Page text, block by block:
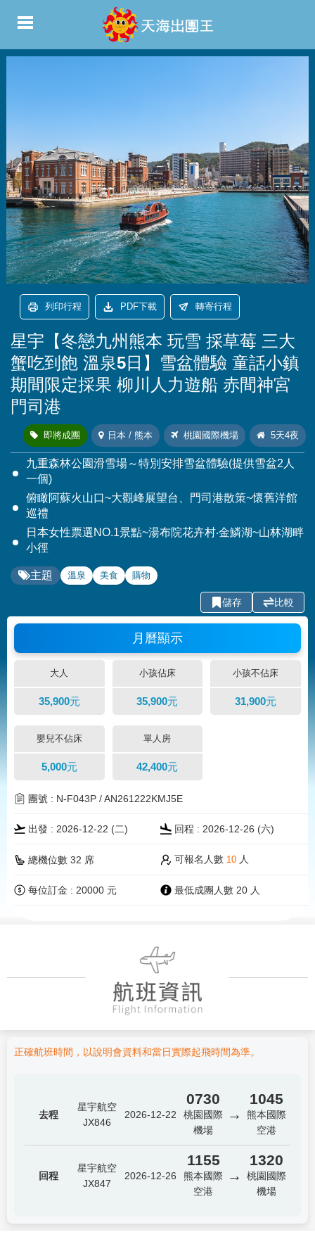
列印行程 PDF下載 轉寄行程
星宇【冬戀九州熊本 玩雪 採草莓 三大
蟹吃到飽 溫泉5日】雪盆體驗 童話小鎮
期間限定採果 柳川人力遊船 赤間神宮
門司港
即將成團 日本 / 熊本 桃園國際機場 5天4夜
九重森林公園滑雪場～特別安排雪盆體驗(提供雪盆2人
一個)
俯瞰阿蘇火山口~大觀峰展望台、門司港散策~懷舊洋館
巡禮
日本女性票選NO.1景點~湯布院花卉村‧金鱗湖~山林湖畔
小徑
主題 溫泉 美食 購物
儲存 比較
月曆顯示
大人 小孩佔床 小孩不佔床
35,900元 35,900元 31,900元
嬰兒不佔床 單人房
5,000元 42,400元
團號 : N-F043P / AN261222KMJ5E
出發 : 2026-12-22 (二) 回程 : 2026-12-26 (六)
總機位數 32 席 可報名人數 10 人
每位訂金 : 20000 元 最低成團人數 20 人
正確航班時間，以說明會資料和當日實際起飛時間為準。
去程
星宇航空
JX846
2026-12-22
0730
桃園國際
機場
→
1045
熊本國際
空港
回程
星宇航空
JX847
2026-12-26
1155
熊本國際
空港
→
1320
桃園國際
機場